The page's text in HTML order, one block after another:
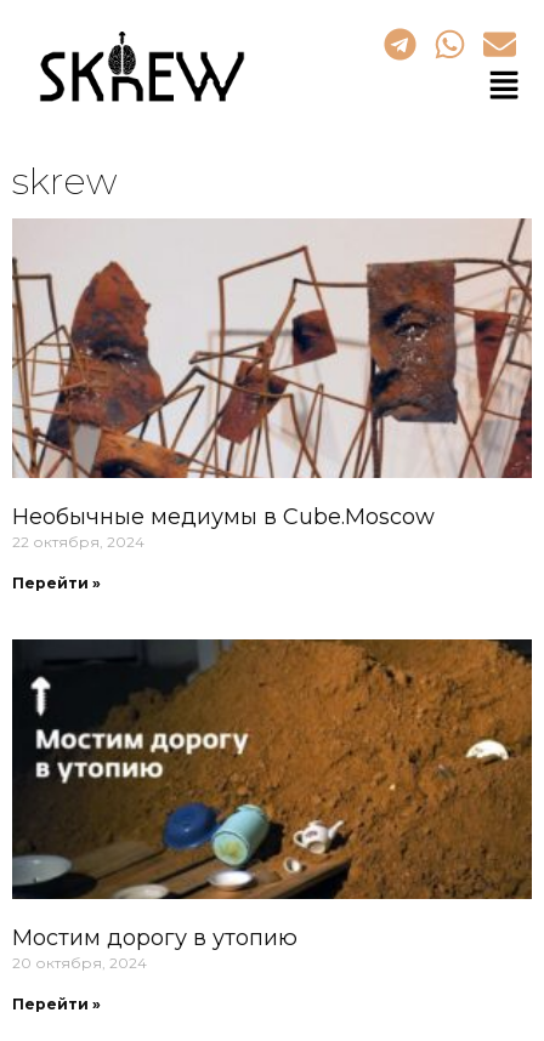
skrew
Необычные медиумы в Cube.Moscow
22 октября, 2024
Перейти »
Мостим дорогу в утопию
20 октября, 2024
Перейти »